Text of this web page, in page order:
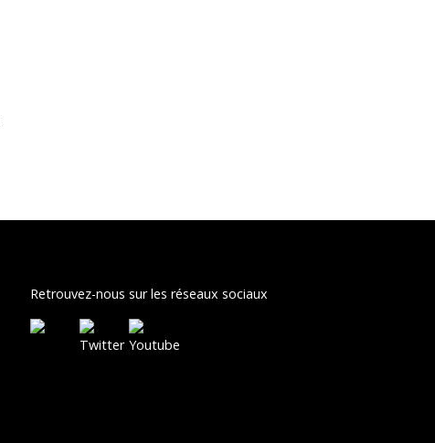
Retrouvez-nous sur les réseaux sociaux